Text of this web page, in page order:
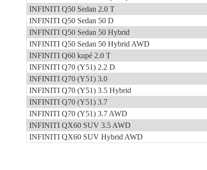
INFINITI Q50 Sedan 2.0 T
INFINITI Q50 Sedan 50 D
INFINITI Q50 Sedan 50 Hybrid
INFINITI Q50 Sedan 50 Hybrid AWD
INFINITI Q60 kupé 2.0 T
INFINITI Q70 (Y51) 2.2 D
INFINITI Q70 (Y51) 3.0
INFINITI Q70 (Y51) 3.5 Hybrid
INFINITI Q70 (Y51) 3.7
INFINITI Q70 (Y51) 3.7 AWD
INFINITI QX60 SUV 3.5 AWD
INFINITI QX60 SUV Hybrid AWD